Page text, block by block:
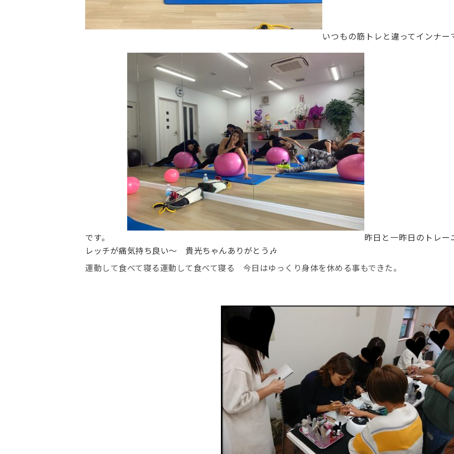
いつもの筋トレと違ってインナ
です。
昨日と一昨日のトレ
レッチが痛気持ち良い〜 貴光ちゃんありがとう🎶
運動して食べて寝る運動して食べて寝る 今日はゆっくり身体を休める事もできた。